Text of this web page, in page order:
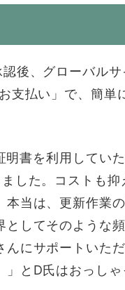
後、グローバル
支払い」で、簡単
書を利用してい
した。コストも
当は、更新作業
してそのような
にサポートいた
とD氏はおっしゃ